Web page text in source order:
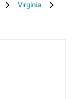
Virginia